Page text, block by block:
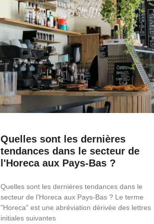
Quelles sont les dernières
tendances dans le secteur de
l'Horeca aux Pays-Bas ?
Quelles sont les dernières tendances dans le
secteur de l'Horeca aux Pays-Bas ? Le terme
"Horeca" est une abréviation dérivée des lettres
initiales suivantes